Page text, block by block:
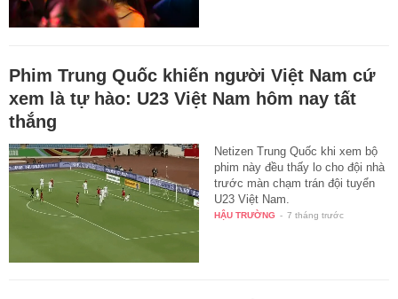
Phim Trung Quốc khiến người Việt Nam cứ
xem là tự hào: U23 Việt Nam hôm nay tất
thắng
Netizen Trung Quốc khi xem bộ
phim này đều thấy lo cho đội nhà
trước màn chạm trán đội tuyển
U23 Việt Nam.
HẬU TRƯỜNG - 7 tháng trước